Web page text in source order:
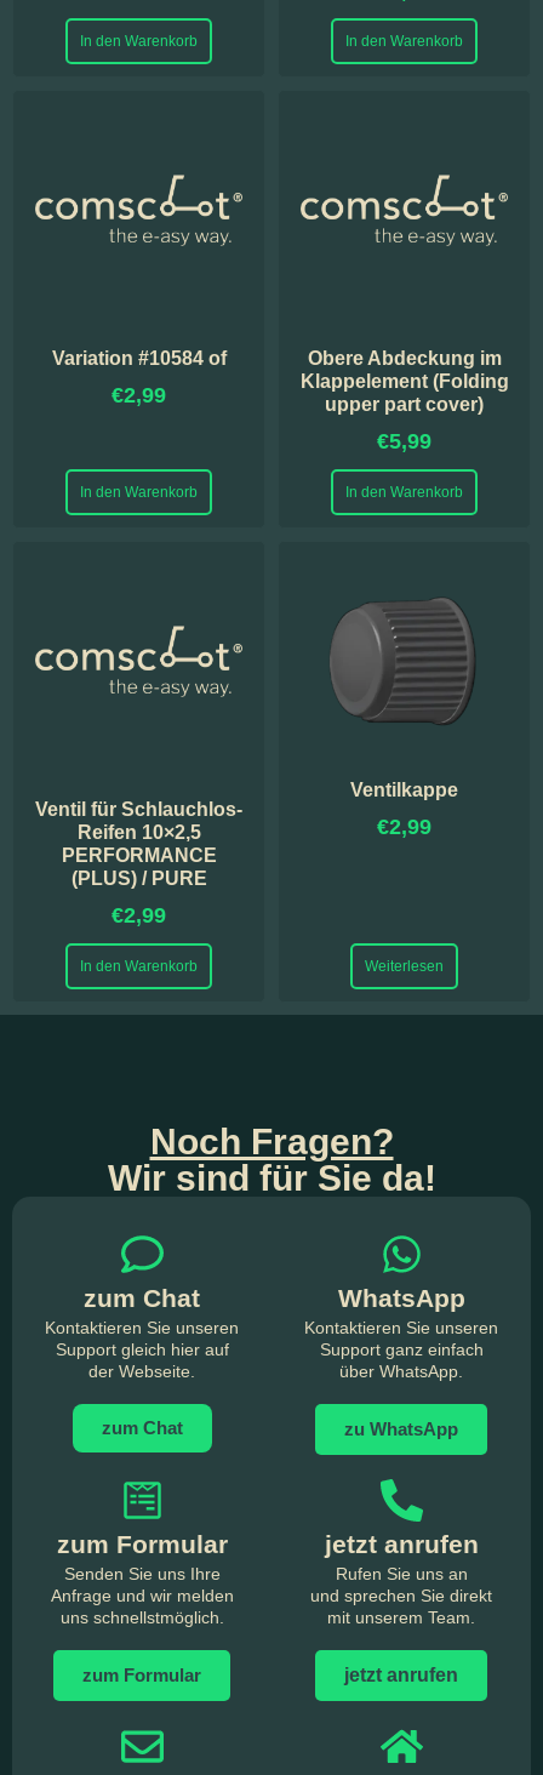
In den Warenkorb In den Warenkorb
Variation #10584 of
€2,99
In den Warenkorb
Obere Abdeckung im
Klappelement (Folding
upper part cover)
€5,99
In den Warenkorb
Ventil für Schlauchlos-
Reifen 10×2,5
PERFORMANCE
(PLUS) / PURE
€2,99
In den Warenkorb
Ventilkappe
€2,99
Weiterlesen
Noch Fragen?
Wir sind für Sie da!
zum Chat
Kontaktieren Sie unseren
Support gleich hier auf
der Webseite.
zum Chat
WhatsApp
Kontaktieren Sie unseren
Support ganz einfach
über WhatsApp.
zu WhatsApp
zum Formular
Senden Sie uns Ihre
Anfrage und wir melden
uns schnellstmöglich.
zum Formular
jetzt anrufen
Rufen Sie uns an
und sprechen Sie direkt
mit unserem Team.
jetzt anrufen